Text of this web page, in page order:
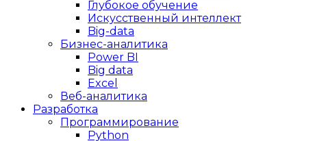
Глубокое обучение
Искусственный интеллект
Big-data
Бизнес-аналитика
Power BI
Big data
Excel
Веб-аналитика
Разработка
Программирование
Python